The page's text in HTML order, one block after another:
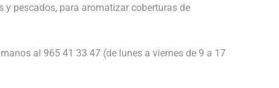
y pescados, para aromatizar coberturas de
al 965 41 33 47 (de lunes a viernes de 9 a 17